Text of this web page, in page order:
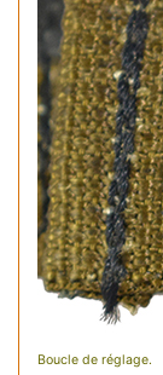
Boucle de réglage.